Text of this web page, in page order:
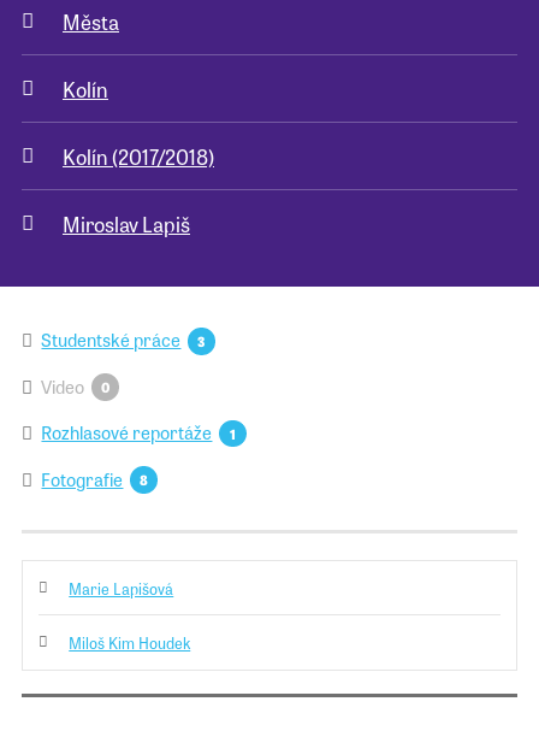
Pro školy
Příběhy našich sousedů
Města
Kolín
Kolín (2017/2018)
Miroslav Lapiš
Studentské práce 3
Video 0
Rozhlasové reportáže 1
Fotografie 8
Marie Lapišová
Miloš Kim Houdek